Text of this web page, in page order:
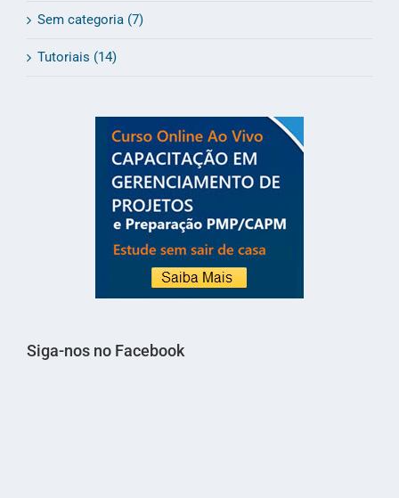
Sem categoria (7)
Tutoriais (14)
Siga-nos no Facebook